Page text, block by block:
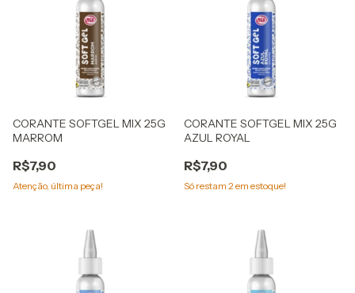
CORANTE SOFTGEL MIX 25G
MARROM
R$7,90
Atenção, última peça!
CORANTE SOFTGEL MIX 25G
AZUL ROYAL
R$7,90
Só restam 2em estoque!